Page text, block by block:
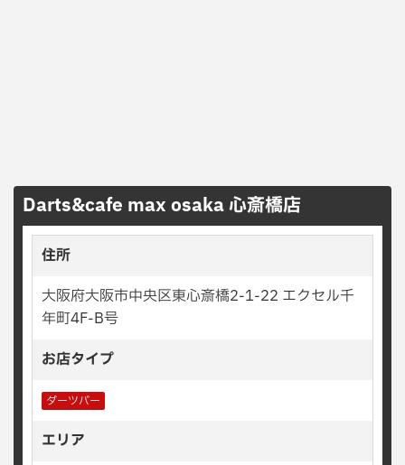
Darts&cafe max osaka 心斎橋店
住所
大阪府大阪市中央区東心斎橋2-1-22 エクセル千
年町4F-B号
お店タイプ
ダーツバー
エリア